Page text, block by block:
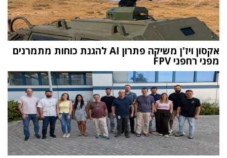
אקסון ויז'ן משיקה פתרון AI להגנת כוחות מתמרנים
מפני רחפני FPV